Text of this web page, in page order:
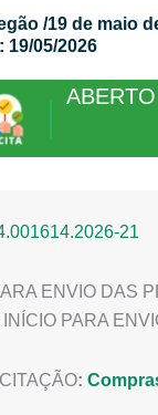
/19 de maio
19/05/2026
ABERTO
21
ENVIO DAS
INÍCIO PARA
: